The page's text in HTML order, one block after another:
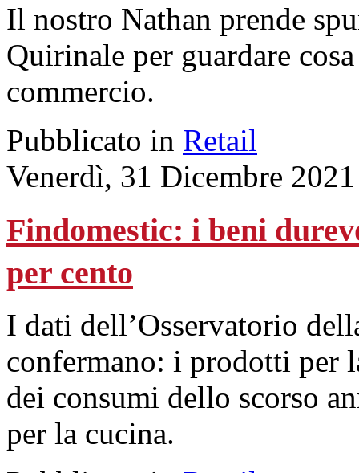
Il nostro Nathan prende
Quirinale per guardare
commercio.
Pubblicato in Retail
Venerdì, 31 Dicembre
Findomestic: i beni
per cento
I dati dell’Osservatorio
confermano: i prodotti per
dei consumi dello scorso
per la cucina.